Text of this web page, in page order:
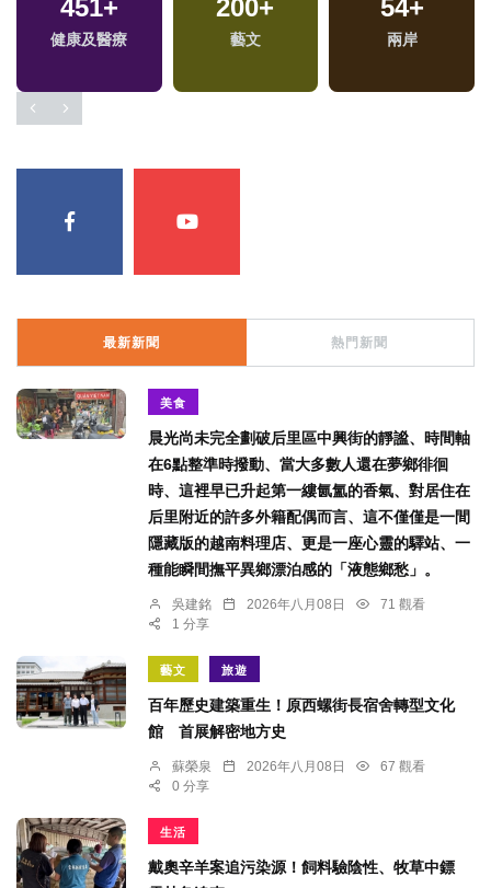
451+
健康及醫療
200+
藝文
54+
兩岸
最新新聞 熱門新聞
美食
晨光尚未完全劃破后里區中興街的靜謐、時間軸
在6點整準時撥動、當大多數人還在夢鄉徘徊
時、這裡早已升起第一縷氤氳的香氣、對居住在
后里附近的許多外籍配偶而言、這不僅僅是一間
隱藏版的越南料理店、更是一座心靈的驛站、一
種能瞬間撫平異鄉漂泊感的「液態鄉愁」。
吳建銘 2026年八月08日
71 觀看
1 分享
藝文 旅遊
百年歷史建築重生！原西螺街長宿舍轉型文化
館 首展解密地方史
蘇榮泉 2026年八月08日
67 觀看
0 分享
生活
戴奧辛羊案追污染源！飼料驗陰性、牧草中鏢